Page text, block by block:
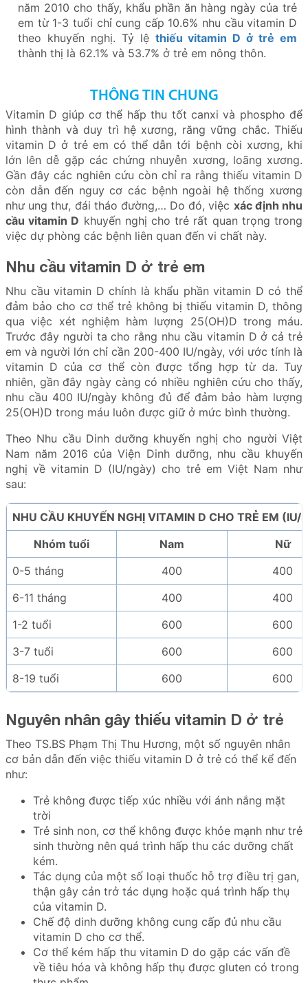
năm 2010 cho thấy, khẩu phần ăn hàng ngày của trẻ
em từ 1-3 tuổi chỉ cung cấp 10.6% nhu cầu vitamin D
theo khuyến nghị. Tỷ lệ thiếu vitamin D ở trẻ em
thành thị là 62.1% và 53.7% ở trẻ em nông thôn.
THÔNG TIN CHUNG
Vitamin D giúp cơ thể hấp thu tốt canxi và phospho để
hình thành và duy trì hệ xương, răng vững chắc. Thiếu
vitamin D ở trẻ em có thể dẫn tới bệnh còi xương, khi
lớn lên dễ gặp các chứng nhuyễn xương, loãng xương.
Gần đây các nghiên cứu còn chỉ ra rằng thiếu vitamin D
còn dẫn đến nguy cơ các bệnh ngoài hệ thống xương
như ung thư, đái tháo đường,… Do đó, việc xác định nhu
cầu vitamin D khuyến nghị cho trẻ rất quan trọng trong
việc dự phòng các bệnh liên quan đến vi chất này.
Nhu cầu vitamin D ở trẻ em
Nhu cầu vitamin D chính là khẩu phần vitamin D có thể
đảm bảo cho cơ thể trẻ không bị thiếu vitamin D, thông
qua việc xét nghiệm hàm lượng 25(OH)D trong máu.
Trước đây người ta cho rằng nhu cầu vitamin D ở cả trẻ
em và người lớn chỉ cần 200-400 IU/ngày, với ước tính là
vitamin D của cơ thể còn được tổng hợp từ da. Tuy
nhiên, gần đây ngày càng có nhiều nghiên cứu cho thấy,
nhu cầu 400 IU/ngày không đủ để đảm bảo hàm lượng
25(OH)D trong máu luôn được giữ ở mức bình thường.
Theo Nhu cầu Dinh dưỡng khuyến nghị cho người Việt
Nam năm 2016 của Viện Dinh dưỡng, nhu cầu khuyến
nghị về vitamin D (IU/ngày) cho trẻ em Việt Nam như
sau:
NHU CẦU KHUYẾN NGHỊ VITAMIN D CHO TRẺ EM (IU/
Nhóm tuổi
Nam
Nữ
0-5 tháng
400
400
6-11 tháng
400
400
1-2 tuổi
600
600
3-7 tuổi
600
600
8-19 tuổi
600 600
Nguyên nhân gây thiếu vitamin D ở trẻ
Theo TS.BS Phạm Thị Thu Hương, một số nguyên nhân
cơ bản dẫn đến việc thiếu vitamin D ở trẻ có thể kể đến
như:
Trẻ không được tiếp xúc nhiều với ánh nắng mặt
trời
Trẻ sinh non, cơ thể không được khỏe mạnh như trẻ
sinh thường nên quá trình hấp thu các dưỡng chất
kém.
Tác dụng của một số loại thuốc hỗ trợ điều trị gan,
thận gây cản trở tác dụng hoặc quá trình hấp thụ
của vitamin D.
Chế độ dinh dưỡng không cung cấp đủ nhu cầu
vitamin D cho cơ thể.
Cơ thể kém hấp thu vitamin D do gặp các vấn đề
về tiêu hóa và không hấp thụ được gluten có trong